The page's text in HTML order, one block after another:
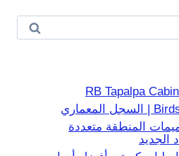
RB Tapalpa
المنطقة متعددة
الجديد